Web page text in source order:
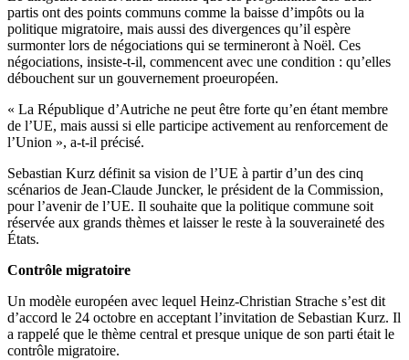
partis ont des points communs comme la baisse d’impôts ou la
politique migratoire, mais aussi des divergences qu’il espère
surmonter lors de négociations qui se termineront à Noël. Ces
négociations, insiste-t-il, commencent avec une condition : qu’elles
débouchent sur un gouvernement proeuropéen.
« La République d’Autriche ne peut être forte qu’en étant membre
de l’UE, mais aussi si elle participe activement au renforcement de
l’Union », a-t-il précisé.
Sebastian Kurz définit sa vision de l’UE à partir d’un des cinq
scénarios de Jean-Claude Juncker, le président de la Commission,
pour l’avenir de l’UE. Il souhaite que la politique commune soit
réservée aux grands thèmes et laisser le reste à la souveraineté des
États.
Contrôle migratoire
Un modèle européen avec lequel Heinz-Christian Strache s’est dit
d’accord le 24 octobre en acceptant l’invitation de Sebastian Kurz. Il
a rappelé que le thème central et presque unique de son parti était le
contrôle migratoire.